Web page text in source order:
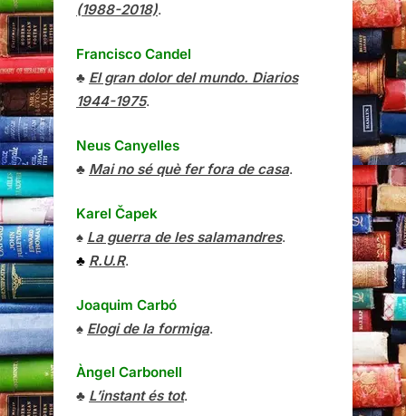
(1988-2018).
Francisco Candel
♣ El gran dolor del mundo. Diarios
1944-1975.
Neus Canyelles
♣ Mai no sé què fer fora de casa.
Karel Čapek
♠ La guerra de les salamandres.
♣ R.U.R.
Joaquim Carbó
♠ Elogi de la formiga.
Àngel Carbonell
♣ L’instant és tot.